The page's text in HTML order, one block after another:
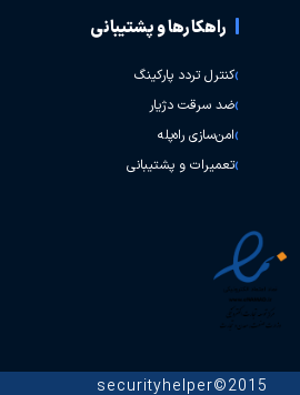
راهکارها و پشتیبانی
کنترل تردد پارکینگ
ضد سرقت دژیار
امن‌سازی راه‌پله
تعمیرات و پشتیبانی